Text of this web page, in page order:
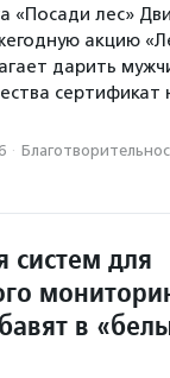
«Посади лес»
акцию
дарить
сертификат
·
систем для
в